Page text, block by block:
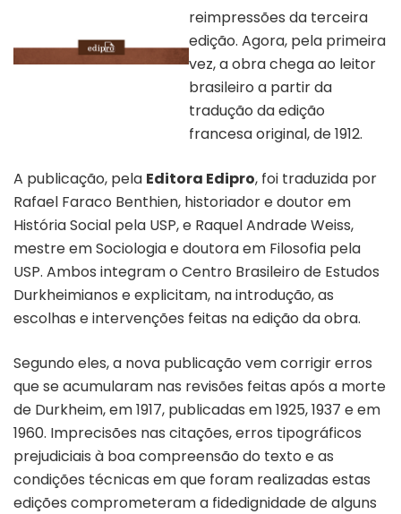
reimpressões da terceira
edição. Agora, pela primeira
vez, a obra chega ao leitor
brasileiro a partir da
tradução da edição
francesa original, de 1912.
A publicação, pela Editora Edipro, foi traduzida por
Rafael Faraco Benthien, historiador e doutor em
História Social pela USP, e Raquel Andrade Weiss,
mestre em Sociologia e doutora em Filosofia pela
USP. Ambos integram o Centro Brasileiro de Estudos
Durkheimianos e explicitam, na introdução, as
escolhas e intervenções feitas na edição da obra.
Segundo eles, a nova publicação vem corrigir erros
que se acumularam nas revisões feitas após a morte
de Durkheim, em 1917, publicadas em 1925, 1937 e em
1960. Imprecisões nas citações, erros tipográficos
prejudiciais à boa compreensão do texto e as
condições técnicas em que foram realizadas estas
edições comprometeram a fidedignidade de alguns